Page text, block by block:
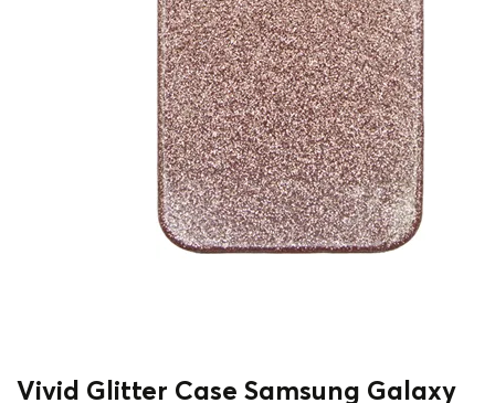
Vivid Glitter Case Samsung Galaxy